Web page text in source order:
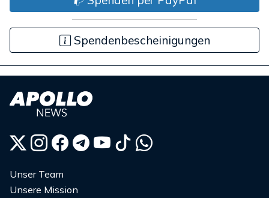
Spendenbescheinigungen
Unser Team
Unsere Mission